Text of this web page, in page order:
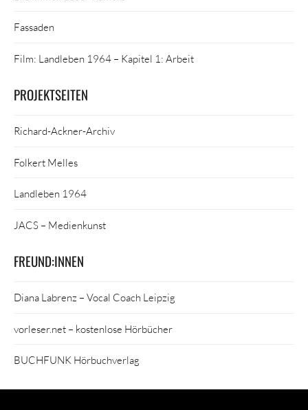
Fassaden
Film: Landleben 1964 – Kapitel 1: Arbeit
PROJEKTSEITEN
Richard-Ackner-Archiv
Folkert Melles
Landleben 1964
JACS – Medienkunst
FREUND:INNEN
Diana Labrenz – Vocal Coach Leipzig
vorleser.net – kostenlose Hörbücher
BUCHFUNK Hörbuchverlag